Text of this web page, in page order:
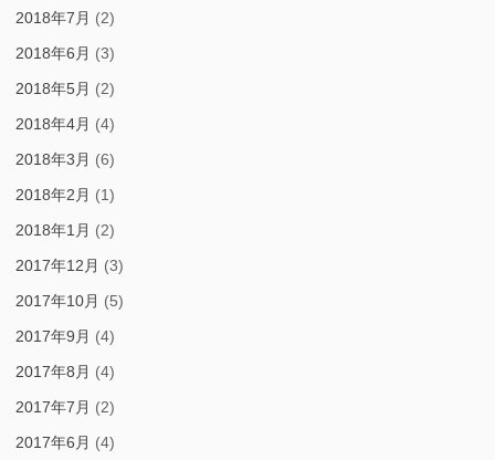
2018年7月 (2)
2018年6月 (3)
2018年5月 (2)
2018年4月 (4)
2018年3月 (6)
2018年2月 (1)
2018年1月 (2)
2017年12月 (3)
2017年10月 (5)
2017年9月 (4)
2017年8月 (4)
2017年7月 (2)
2017年6月 (4)